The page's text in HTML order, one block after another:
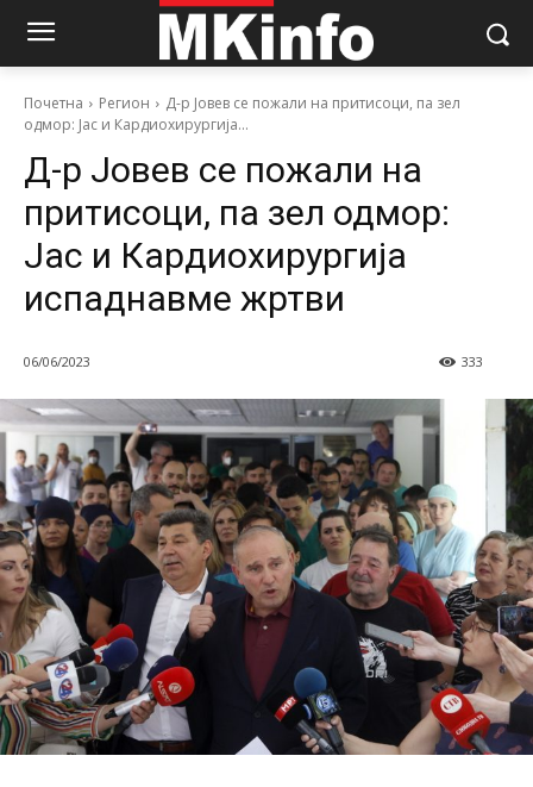
Почетна Регион
Д-р Јовев се пожали на притисоци, па зел
одмор: Јас и Кардиохирургија...
Д-р Јовев се пожали на
притисоци, па зел одмор:
Јас и Кардиохирургија
испаднавме жртви
06/06/2023 333